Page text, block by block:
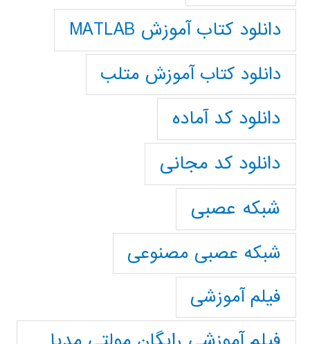
دانلود کتاب آموزش MATLAB
دانلود کتاب آموزش متلب
دانلود کد آماده
دانلود کد مجانی
شبکه عصبی
شبکه عصبی مصنوعی
فیلم آموزشی